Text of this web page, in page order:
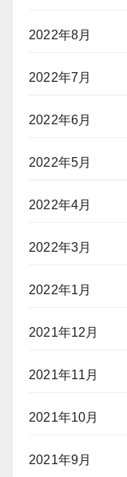
2022年8月
2022年7月
2022年6月
2022年5月
2022年4月
2022年3月
2022年1月
2021年12月
2021年11月
2021年10月
2021年9月